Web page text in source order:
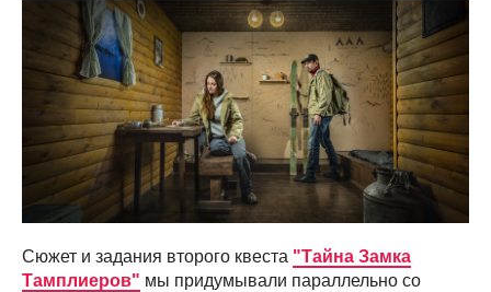
Сюжет и задания второго квеста "Тайна Замка
Тамплиеров" мы придумывали параллельно со